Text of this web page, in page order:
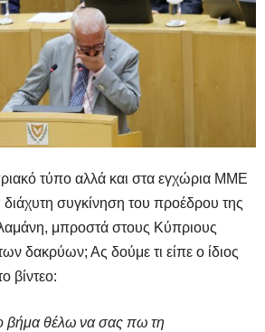
τύπο αλλά και στα εγχώρια ΜΜΕ
διάχυτη συγκίνηση του προέδρου της
μπροστά στους Κύπριους
δακρύων; Ας δούμε τι είπε ο ίδιος
βίντεο:
βήμα θέλω να σας πω τη